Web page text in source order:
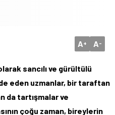
A+ A-
sancılı ve gürültülü
eden uzmanlar, bir taraftan
da tartışmalar ve
çoğu zaman, bireylerin